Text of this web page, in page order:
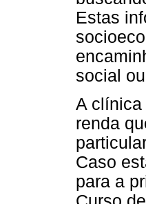
Estas
social
A clínica
renda
Caso
para a